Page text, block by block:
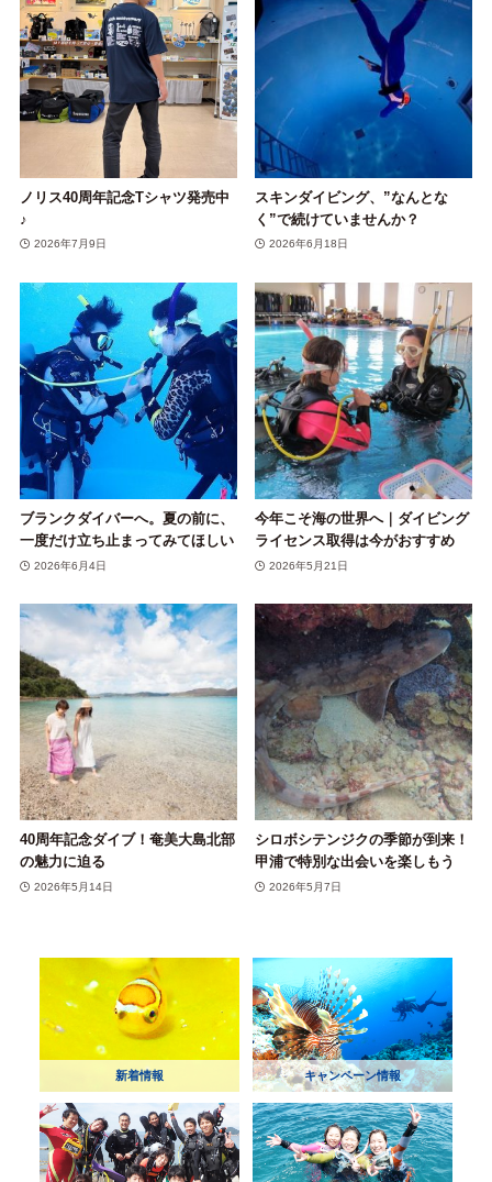
ノリス40周年記念Tシャツ発売中
♪
2026年7月9日
スキンダイビング、”なんとな
く”で続けていませんか？
2026年6月18日
ブランクダイバーへ。夏の前に、
一度だけ立ち止まってみてほしい
2026年6月4日
今年こそ海の世界へ｜ダイビング
ライセンス取得は今がおすすめ
2026年5月21日
40周年記念ダイブ！奄美大島北部
の魅力に迫る
2026年5月14日
シロボシテンジクの季節が到来！
甲浦で特別な出会いを楽しもう
2026年5月7日
新着情報 キャンペーン情報